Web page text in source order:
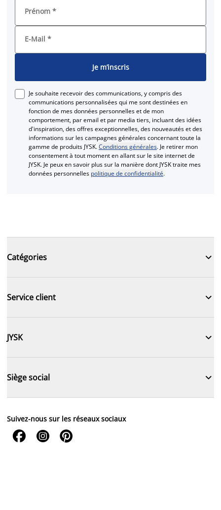
Prénom *
E-Mail *
Je m’inscris
Je souhaite recevoir des communications, y compris des
communications personnalisées qui me sont destinées en
fonction de mes données personnelles et de mon
comportement, par email et par media tiers, incluant des idées
d'inspiration, des offres exceptionnelles, des nouveautés et des
informations sur les campagnes générales concernant toute la
gamme de produits JYSK.Conditions générales. Je retirer mon
consentement à tout moment en allant sur le site internet de
JYSK. Je peux en savoir plus sur la manière dont JYSK traite mes
données personnelles politique de confidentialité.
Catégories 
Service client 
JYSK 
Siège social 
Suivez-nous sur les réseaux sociaux
  